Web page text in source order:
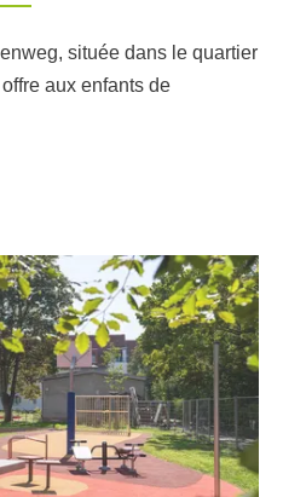
située dans le quartier
aux enfants de